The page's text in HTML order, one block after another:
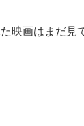
映画はまだ見